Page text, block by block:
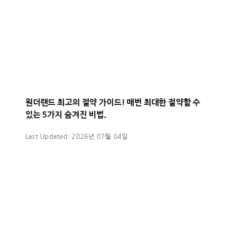
원더랜드 최고의 절약 가이드! 매번 최대한 절약할 수
있는 5가지 숨겨진 비법.
Last Updated: 2026년 07월 04일